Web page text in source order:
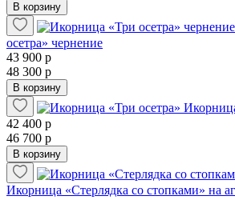
В корзину
осетра» чернение
43 900 р
48 300 р
В корзину
42 400 р
46 700 р
В корзину
Икорница «Стерлядка со стопками» на